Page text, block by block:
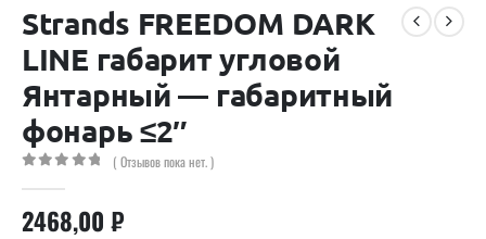
Strands FREEDOM DARK
LINE габарит угловой
Янтарный — габаритный
фонарь ≤2″
( Отзывов пока нет. )
2468,00 ₽